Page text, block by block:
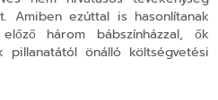
Amiben ezúttal is hasonlítanak
három bábszínházzal, ők
pillanatától önálló költségvetési